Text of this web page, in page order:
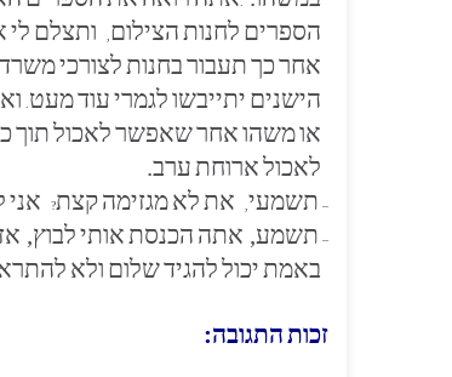
הספרים לחנותהצילום ותצלם לי
אחרכךתעבורבחנותלצורכימשרד
הישנים יתייבשולגמריעודמעט
אומשהואחרשאפשרלאכולתוך
לאכולארוחתערב.
– תשמעי אתלאמגזימהקצת? אני
– תשמע, אתה הכנסתאותילבוץ, אז
באמתיכוללהגידשלום ולא
זכותהתגובה: